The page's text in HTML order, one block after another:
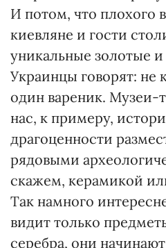
И потом, что плохого
киевляне и гости
уникальные золотые
Украинцы говорят: не
один вареник. Музеи-
нас, к примеру,
драгоценности
рядовыми
скажем, керамикой
Так намного
видит только
серебра, они